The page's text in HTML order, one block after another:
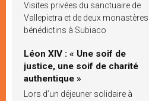
Visites privées du sanctuaire de
Vallepietra et de deux monastères
bénédictins à Subiaco
Léon XIV : « Une soif de
justice, une soif de charité
authentique »
Lors d’un déjeuner solidaire à